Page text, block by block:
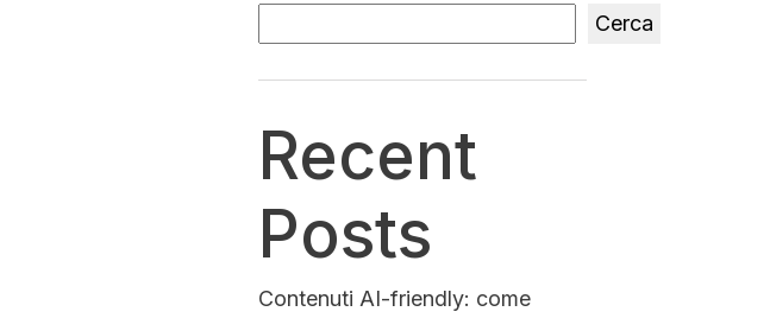
Cerca
Recent
Posts
Contenuti AI-friendly: come